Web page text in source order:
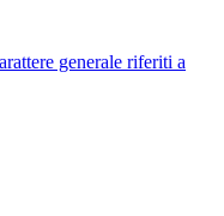
generale riferiti a